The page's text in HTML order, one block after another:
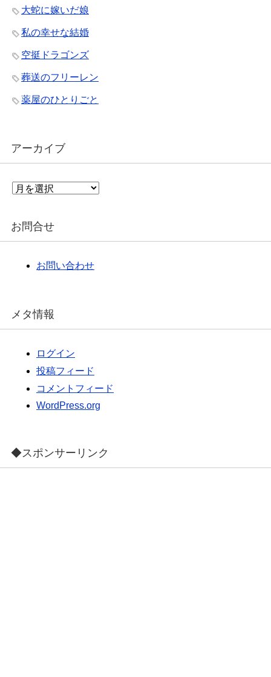
大蛇に嫁いだ娘
私の幸せな結婚
空挺ドラゴンズ
葬送のフリーレン
薬屋のひとりごと
アーカイブ
ア
イ
お問合せ
お問い合わせ
メタ情報
ログイン
投稿フィード
コメントフィード
WordPress.org
◆スポンサーリンク